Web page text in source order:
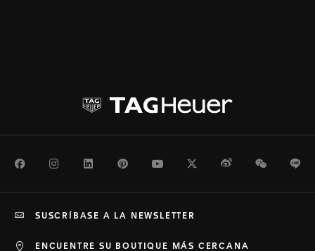
FacebookInstagramLinkedInPinterestYoutubeTwitterWeiboWeChat
ENCUENTRE SU BOUTIQUE MÁS CERCANA
SUSCRÍBASE A LA NEWSLETTER